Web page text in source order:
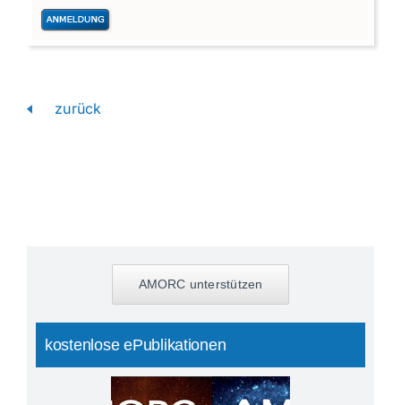
zurück
AMORC unterstützen
kostenlose ePublikationen